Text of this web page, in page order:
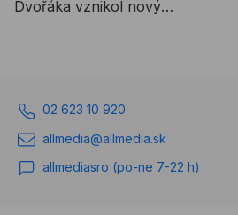
Dvořáka vznikol nový
mestom Ostrava. City
Campus bude slúžiť nielen
verejnosti. Je ďalším
02 623 10 920
allmedia@allmedia.sk
allmediasro (po-ne 7-22 h)